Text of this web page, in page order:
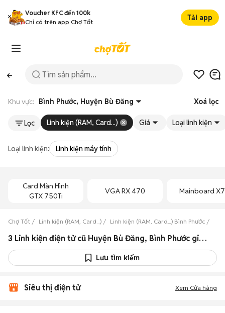
Voucher KFC đến 100k
Chỉ có trên app Chợ Tốt
Tải app
Khu vực: Bình Phước, Huyện Bù Đăng Xoá lọc
Lọc Linh kiện (RAM, Card...) Giá Loại linh kiện
Loại linh kiện: Linh kiện máy tính
Card Màn Hình
GTX 750Ti
VGA RX 470 Mainboard
Chợ Tốt Linh kiện (RAM, Card...) Linh kiện (RAM, Card...) Bình Phước
3 Linh kiện điện tử cũ Huyện Bù Đăng, Bình Phước giá rẻ
Lưu tìm kiếm
Siêu thị điện tử Xem Cửa hàng